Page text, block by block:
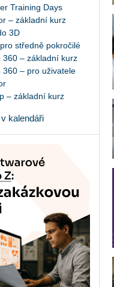
Training Days
– základní kurz
3D
středně pokročilé
360 – základní kurz
360 – pro uživatele
– základní kurz
kalendáři